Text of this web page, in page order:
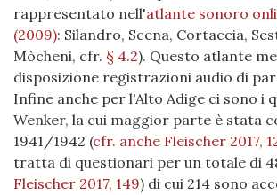
rappresentato nell'atlante sonoro
(2009): Silandro, Scena, Cortaccia,
Mòcheni, cfr. § 4.2). Questo atlante
disposizione registrazioni audio di
Infine anche per l'Alto Adige ci sono i
Wenker, la cui maggior parte è stata
1941/1942 (cfr. anche Fleischer 2017,
tratta di questionari per un totale di
Fleischer 2017, 149) di cui 214 sono